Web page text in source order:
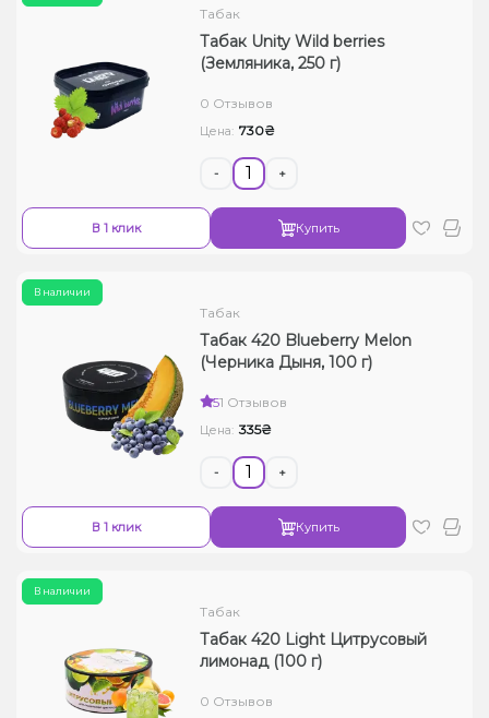
Табак
Табак Unity Wild berries
(Земляника, 250 г)
0 Отзывов
Цена: 730₴
- +
В 1 клик Купить
В наличии
Табак
Табак 420 Blueberry Melon
(Черника Дыня, 100 г)
51 Отзывов
Цена: 335₴
- +
В 1 клик Купить
В наличии
Табак
Табак 420 Light Цитрусовый
лимонад (100 г)
0 Отзывов